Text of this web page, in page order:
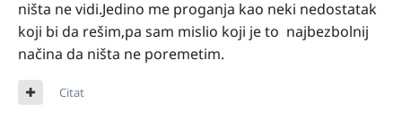
ništa ne vidi.Jedino me proganja kao neki nedostatak
koji bi da rešim,pa sam mislio koji je to najbezbolnij
načina da ništa ne poremetim.
Citat